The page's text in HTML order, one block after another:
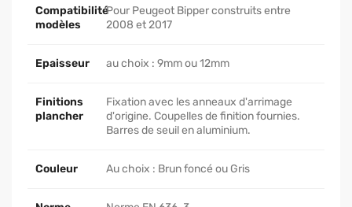
Compatibilité
modèles
Pour Peugeot Bipper construits entre
2008 et 2017
Epaisseur au choix : 9mm ou 12mm
Finitions
plancher
Fixation avec les anneaux d'arrimage
d'origine. Coupelles de finition fournies.
Barres de seuil en aluminium.
Couleur Au choix : Brun foncé ou Gris